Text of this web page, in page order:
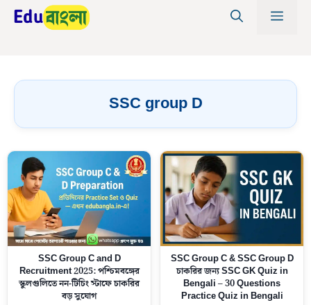
Skip
SSC group D
SSC Group C and D
Recruitment 2025: পশ্চিমবঙ্গের
স্কুলগুলিতে নন-টিচিং স্টাফে চাকরির
বড় সুযোগ
SSC Group C & SSC Group D
চাকরির জন্য SSC GK Quiz in
Bengali – 30 Questions
Practice Quiz in Bengali